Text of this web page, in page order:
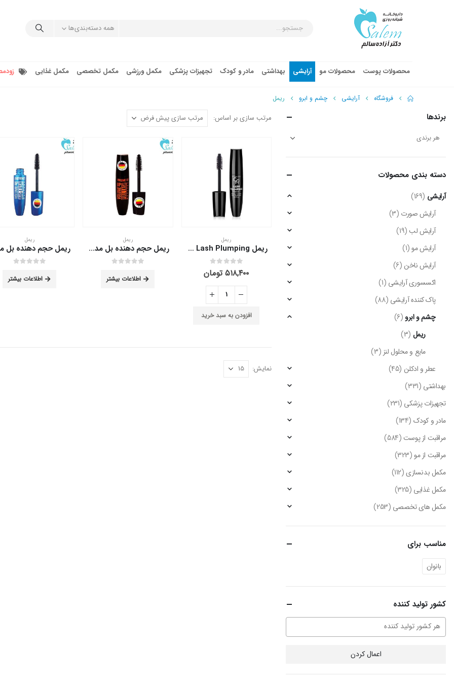
همه دسته‌بندی‌ها
محصولات پوست محصولات مو آرایشی بهداشتی مادر و کودک تجهیزات پزشکی مکمل ورزشی مکمل تخصصی مکمل غذایی
فروشگاه آرایشی چشم و ابرو ریمل
مرتب سازی بر اساس:
ریمل
ریمل Lash Plumping گلدن رز 13 میلی لیتر
0
out of 5
۵۱۸,۴۰۰ تومان
افزودن به سبد خرید
ریمل
ریمل حجم دهنده بل مدل Full Lash حجم 15 میلی لیتر
اطلاعات بیشتر
ریمل
اطلاعات بیشتر
نمایش:
برندها
دسته‌ بندی محصولات
آرایشی (169)
آرایش صورت (3)
آرایش لب(19)
آرایش مو(1)
آرایش ناخن(6)
اکسسوری آرایشی (1)
پاک کننده آرایشی (88)
چشم و ابرو (6)
ریمل (3)
مایع و محلول لنز (3)
عطر و ادکلن (45)
بهداشتی (331)
تجهیزات پزشکی (231)
مادر و کودک (134)
مراقبت از پوست(584)
مراقبت از مو(323)
مکمل بدنسازی(112)
مکمل غذایی (325)
مکمل های تخصصی (253)
مناسب برای
بانوان
کشور تولید کننده
اعمال کردن